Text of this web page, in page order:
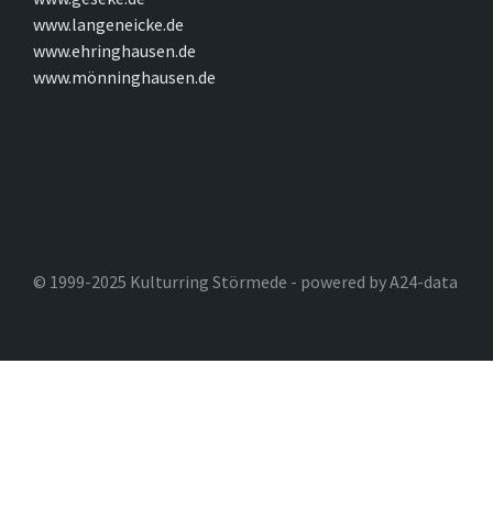
www.langeneicke.de
www.ehringhausen.de
www.mönninghausen.de
© 1999-2025 Kulturring Störmede - powered by A24-data